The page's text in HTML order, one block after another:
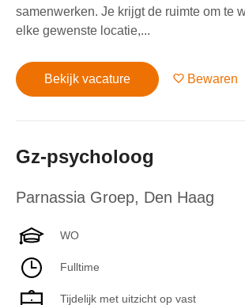
samenwerken. Je krijgt de ruimte om te
elke gewenste locatie,...
Bekijk vacature Bewaren
Gz-psycholoog
Parnassia Groep, Den Haag
WO
Fulltime
Tijdelijk met uitzicht op vast